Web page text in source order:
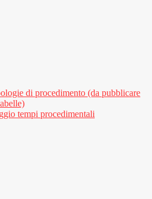
di procedimento (da pubblicare
tempi procedimentali